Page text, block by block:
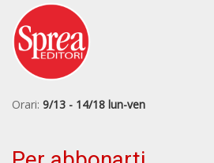
Orari: 9/13 - 14/18 lun-ven